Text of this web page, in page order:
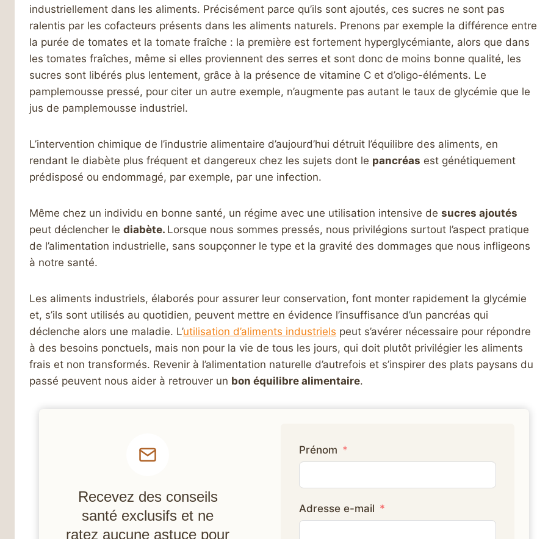
industriellement dans les aliments. Précisément parce qu’ils sont ajoutés, ces sucres ne sont pas
ralentis par les cofacteurs présents dans les aliments naturels. Prenons par exemple la différence entre
la purée de tomates et la tomate fraîche : la première est fortement hyperglycémiante, alors que dans
les tomates fraîches, même si elles proviennent des serres et sont donc de moins bonne qualité, les
sucres sont libérés plus lentement, grâce à la présence de vitamine C et d’oligo-éléments. Le
pamplemousse pressé, pour citer un autre exemple, n’augmente pas autant le taux de glycémie que le
jus de pamplemousse industriel.
L’intervention chimique de l’industrie alimentaire d’aujourd’hui détruit l’équilibre des aliments, en
rendant le diabète plus fréquent et dangereux chez les sujets dont le pancréas est génétiquement
prédisposé ou endommagé, par exemple, par une infection.
Même chez un individu en bonne santé, un régime avec une utilisation intensive desucres ajoutés
peut déclencher lediabète. Lorsque nous sommes pressés, nous privilégions surtout l’aspect pratique
de l’alimentation industrielle, sans soupçonner le type et la gravité des dommages que nous infligeons
à notre santé.
Les aliments industriels, élaborés pour assurer leur conservation, font monter rapidement la glycémie
et, s’ils sont utilisés au quotidien, peuvent mettre en évidence l’insuffisance d’un pancréas qui
déclenche alors une maladie. L’utilisation d’aliments industriels peut s’avérer nécessaire pour répondre
à des besoins ponctuels, mais non pour la vie de tous les jours, qui doit plutôt privilégier les aliments
frais et non transformés. Revenir à l’alimentation naturelle d’autrefois et s’inspirer des plats paysans du
passé peuvent nous aider à retrouver un bon équilibre alimentaire.
Recevez des conseils
santé exclusifs et ne
ratez aucune astuce pour
Prénom
Adresse e-mail